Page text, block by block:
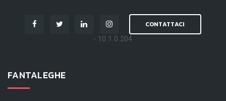
CONTATTACI
- 10.1.0.204
FANTALEGHE